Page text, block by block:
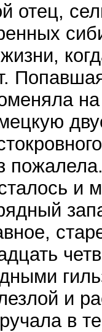
отец,
и
и
в